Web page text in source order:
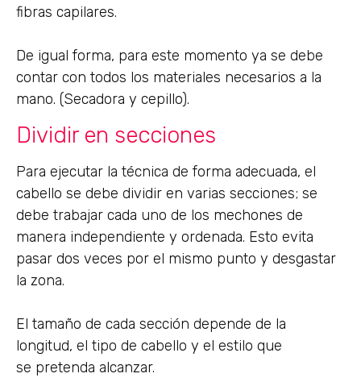
fibras capilares.
De igual forma, para este momento ya se debe
contar con todos los materiales necesarios a la
mano. (Secadora y cepillo).
Dividir en secciones
Para ejecutar la técnica de forma adecuada, el
cabello se debe dividir en varias secciones; se
debe trabajar cada uno de los mechones de
manera independiente y ordenada. Esto evita
pasar dos veces por el mismo punto y desgastar
la zona.
El tamaño de cada sección depende de la
longitud, el tipo de cabello y el estilo que
se pretenda alcanzar.